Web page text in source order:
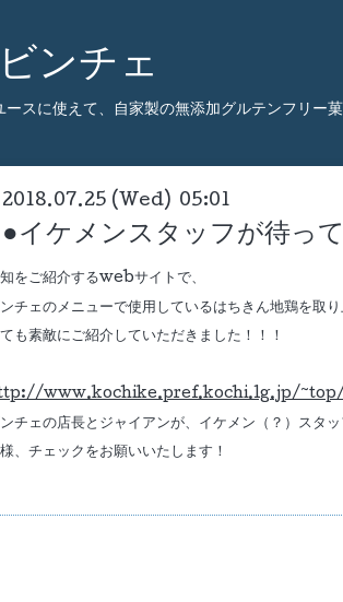
ンチェ
スに使えて、自家製の無添加グルテンフリー
2018.07.25 (Wed) 05:01
●イケメンスタッフが待っ
をご紹介するwebサイトで、
ンチェのメニューで使用しているはちきん地鶏を取り
も素敵にご紹介していただきました！！！
www.kochike.pref.kochi.lg.jp/~top/
ンチェの店長とジャイアンが、イケメン（？）スタ
、チェックをお願いいたします！